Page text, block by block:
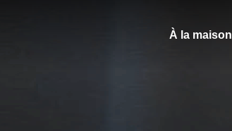
À la maison